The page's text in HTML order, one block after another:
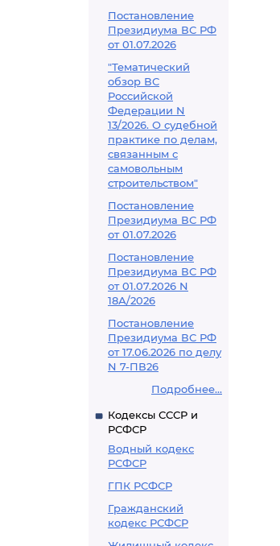
Постановление
Президиума ВС РФ
от 01.07.2026
"Тематический
обзор ВС
Российской
Федерации N
13/2026. О судебной
практике по делам,
связанным с
самовольным
строительством"
Постановление
Президиума ВС РФ
от 01.07.2026
Постановление
Президиума ВС РФ
от 01.07.2026 N
18А/2026
Постановление
Президиума ВС РФ
от 17.06.2026 по делу
N 7-ПВ26
Подробнее...
Кодексы СССР и
РСФСР
Водный кодекс
РСФСР
ГПК РСФСР
Гражданский
кодекс РСФСР